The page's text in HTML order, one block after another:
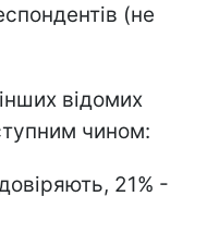
(не
відомих
чином:
21% -